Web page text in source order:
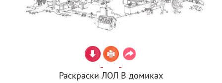
Раскраски ЛОЛ В домиках